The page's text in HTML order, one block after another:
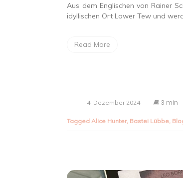
Aus dem Englischen von Rainer
idyllischen Ort Lower Tew und
Read More
4. Dezember 2024 3 min
TaggedAlice Hunter, Bastei Lübbe,